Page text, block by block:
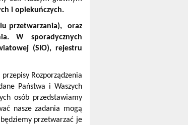
i opiekuńczych.
przetwarzania), oraz
W sporadycznych
(SIO), rejestru
Rozporządzenia
Państwa i Waszych
osób przedstawiamy
nasze zadania mogą
przetwarzać je